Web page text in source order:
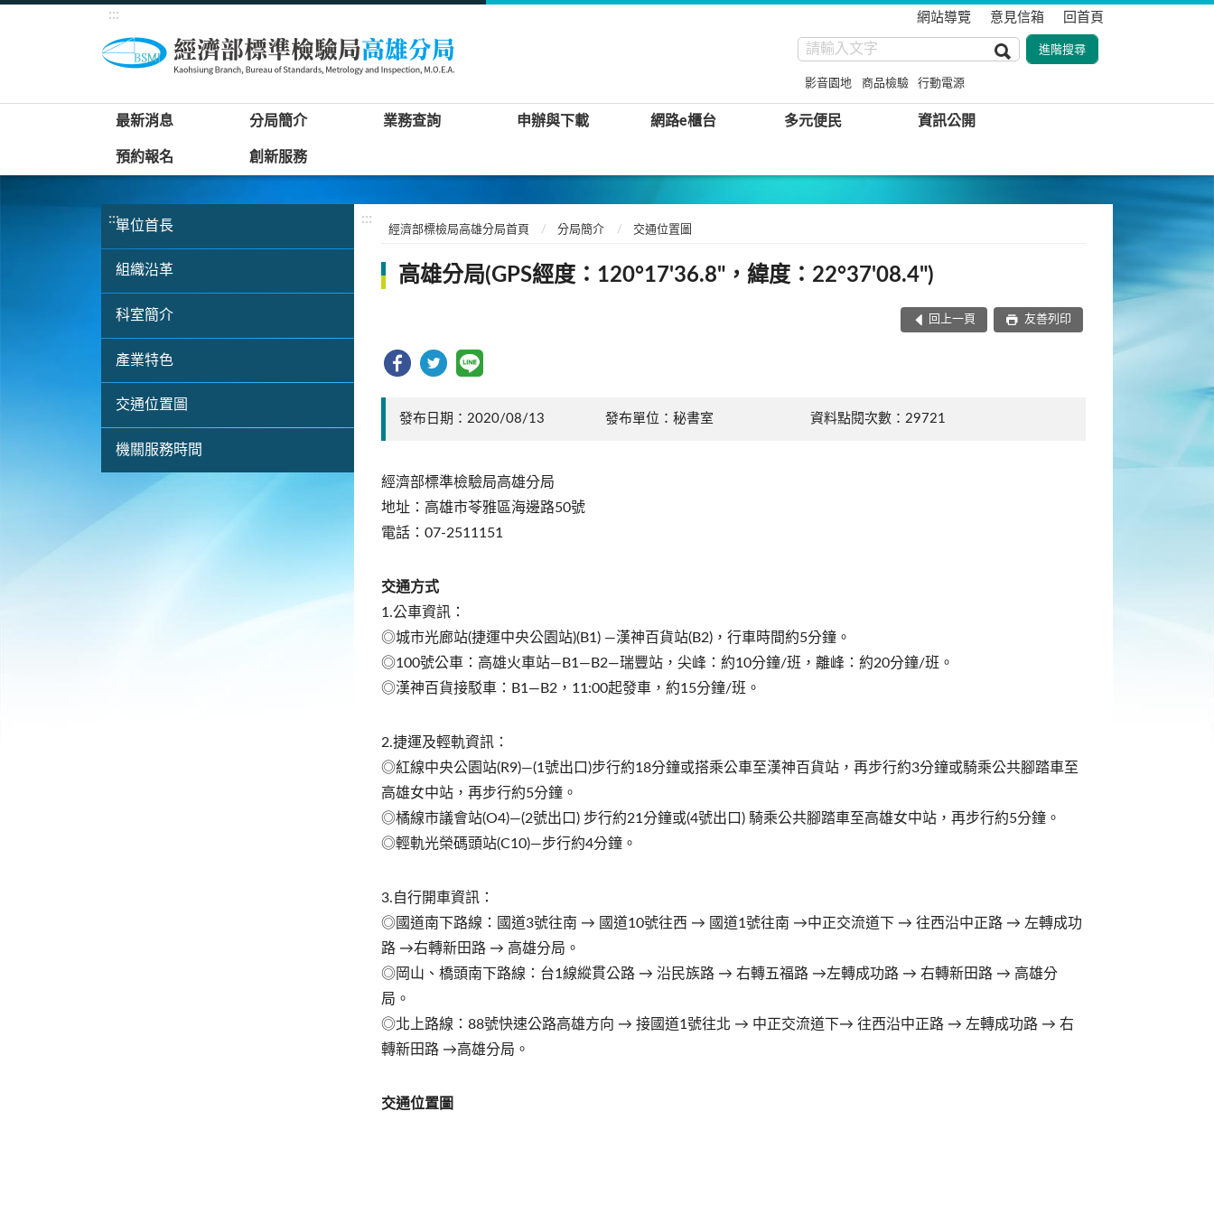
網站導覽 意見信箱 回首頁
:::
影音園地 商品檢驗 行動電源
最新消息 分局簡介 業務查詢 申辦與下載 網路e櫃台 多元便民 資訊公開
預約報名 創新服務
:::單位首長
組織沿革
科室簡介
產業特色
交通位置圖
機關服務時間
:::
經濟部標檢局高雄分局首頁 分局簡介 交通位置圖
高雄分局(GPS經度：120°17'36.8"，緯度：22°37'08.4")
回上一頁 友善列印
發布日期：2020/08/13 發布單位：秘書室 資料點閱次數：29721
經濟部標準檢驗局高雄分局
地址：高雄市苓雅區海邊路50號
電話：07-2511151
交通方式
1.公車資訊：
◎城市光廊站(捷運中央公園站)(B1) —漢神百貨站(B2)，行車時間約5分鐘。
◎100號公車：高雄火車站—B1—B2—瑞豐站，尖峰：約10分鐘/班，離峰：約20分鐘/班。
◎漢神百貨接駁車：B1—B2，11:00起發車，約15分鐘/班。
2.捷運及輕軌資訊：
◎紅線中央公園站(R9)—(1號出口)步行約18分鐘或搭乘公車至漢神百貨站，再步行約3分鐘或騎乘公共腳踏車至
高雄女中站，再步行約5分鐘。
◎橘線市議會站(O4)—(2號出口) 步行約21分鐘或(4號出口) 騎乘公共腳踏車至高雄女中站，再步行約5分鐘。
◎輕軌光榮碼頭站(C10)—步行約4分鐘。
3.自行開車資訊：
◎國道南下路線：國道3號往南 → 國道10號往西 → 國道1號往南 →中正交流道下 → 往西沿中正路 → 左轉成功
路 →右轉新田路 → 高雄分局。
◎岡山、橋頭南下路線：台1線縱貫公路 → 沿民族路 → 右轉五福路 →左轉成功路 → 右轉新田路 → 高雄分
局。
◎北上路線：88號快速公路高雄方向 → 接國道1號往北 → 中正交流道下→ 往西沿中正路 → 左轉成功路 → 右
轉新田路 →高雄分局。
交通位置圖